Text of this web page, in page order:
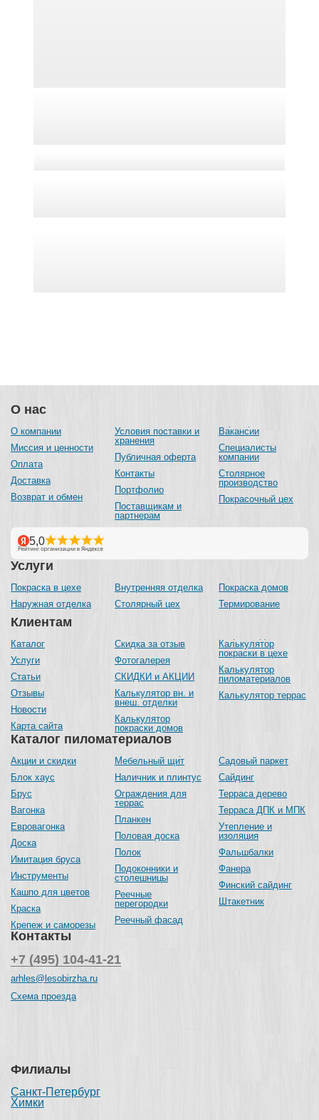
О нас
О компании
Миссия и ценности
Оплата
Доставка
Возврат и обмен
Условия поставки и
хранения
Публичная оферта
Контакты
Портфолио
Поставщикам и
партнерам
Вакансии
Специалисты
компании
Столярное
производство
Покрасочный цех
Каталог пиломатериалов
Акции и скидки
Блок хаус
Брус
Вагонка
Евровагонка
Доска
Имитация бруса
Инструменты
Кашпо для цветов
Краска
Крепеж и саморезы
Мебельный щит
Наличник и плинтус
Ограждения для
террас
Планкен
Половая доска
Полок
Подоконники и
столешницы
Реечные
перегородки
Реечный фасад
Садовый паркет
Сайдинг
Терраса дерево
Терраса ДПК и МПК
Утепление и
изоляция
Фальшбалки
Фанера
Финский сайдинг
Штакетник
Услуги
Покраска в цехе
Наружная отделка
Внутренняя отделка
Столярный цех
Покраска домов
Термирование
Клиентам
Каталог
Услуги
Статьи
Отзывы
Новости
Карта сайта
Скидка за отзыв
Фотогалерея
СКИДКИ и АКЦИИ
Калькулятор вн. и
внеш. отделки
Калькулятор
покраски домов
Калькулятор
покраски в цехе
Калькулятор
пиломатериалов
Калькулятор террас
Контакты
+7 (495) 104-41-21
arhles@lesobirzha.ru
Схема проезда
Филиалы
Санкт-Петербург
Химки